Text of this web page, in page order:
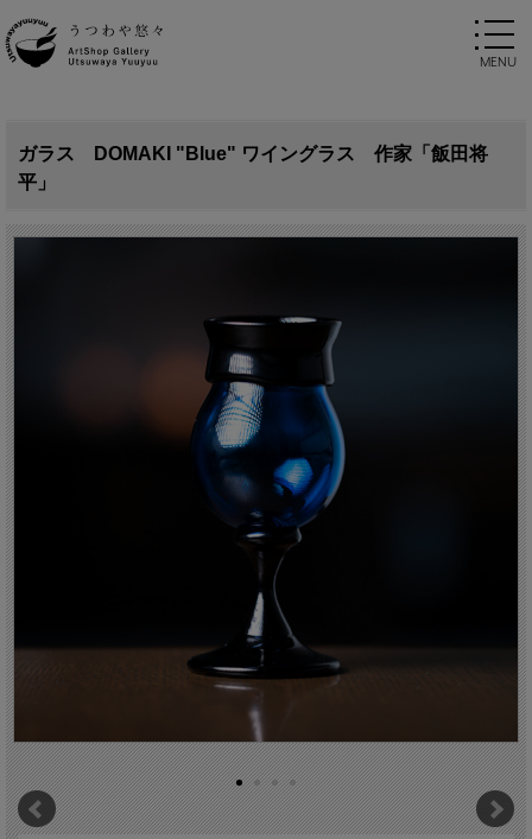
ガラス DOMAKI "Blue" ワイングラス 作家「飯田将
平」